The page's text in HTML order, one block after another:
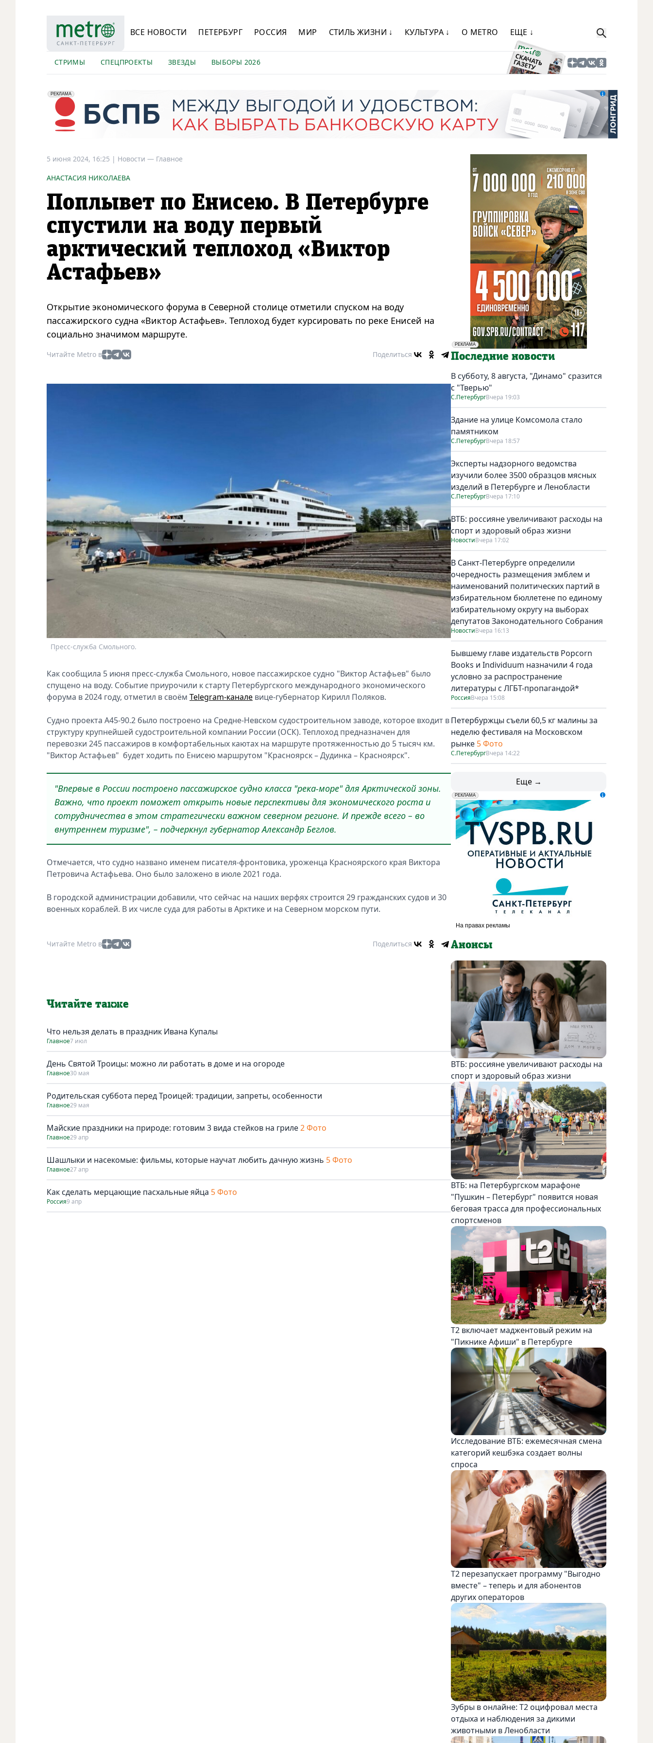
ВСЕ НОВОСТИ ПЕТЕРБУРГ РОССИЯ МИР СТИЛЬ ЖИЗНИ ↓ КУЛЬТУРА ↓ О METRO ЕЩЕ ↓
СТРИМЫ СПЕЦПРОЕКТЫ ЗВЕЗДЫ ВЫБОРЫ 2026
erid: 2VfnxyFybV5
РЕКЛАМА
ПАО "Банк "Санкт-Петербург", ИНН: 7831000027
5 июня 2024, 16:25 | Новости — Главное
АНАСТАСИЯ НИКОЛАЕВА
Поплывет по Енисею. В Петербурге
спустили на воду первый
арктический теплоход «Виктор
Астафьев»
Открытие экономического форума в Северной столице отметили спуском на воду
пассажирского судна «Виктор Астафьев». Теплоход будет курсировать по реке Енисей на
социально значимом маршруте.
Читайте Metro в Поделиться
Пресс-служба Смольного.
Как сообщила 5 июня пресс-служба Смольного, новое пассажирское судно "Виктор Астафьев" было
спущено на воду. Событие приурочили к старту Петербургского международного экономического
форума в 2024 году, отметил в своём Telegram-канале вице-губернатор Кирилл Поляков.
Судно проекта А45-90.2 было построено на Средне-Невском судостроительном заводе, которое входит в
структуру крупнейшей судостроительной компании России (ОСК). Теплоход предназначен для
перевозки 245 пассажиров в комфортабельных каютах на маршруте протяженностью до 5 тысяч км.
"Виктор Астафьев" будет ходить по Енисею маршрутом "Красноярск – Дудинка – Красноярск".
"Впервые в России построено пассажирское судно класса "река-море" для Арктической зоны.
Важно, что проект поможет открыть новые перспективы для экономического роста и
сотрудничества в этом стратегически важном северном регионе. И прежде всего – во
внутреннем туризме", – подчеркнул губернатор Александр Беглов.
Отмечается, что судно названо именем писателя-фронтовика, уроженца Красноярского края Виктора
Петровича Астафьева. Оно было заложено в июле 2021 года.
В городской администрации добавили, что сейчас на наших верфях строится 29 гражданских судов и 30
военных кораблей. В их числе суда для работы в Арктике и на Северном морском пути.
Читайте Metro в Поделиться
Читайте также
Что нельзя делать в праздник Ивана Купалы
Главное7 июл
День Святой Троицы: можно ли работать в доме и на огороде
Главное30 мая
Родительская суббота перед Троицей: традиции, запреты, особенности
Главное29 мая
Майские праздники на природе: готовим 3 вида стейков на гриле2 Фото
Главное29 апр
Шашлыки и насекомые: фильмы, которые научат любить дачную жизнь 5 Фото
Главное27 апр
Как сделать мерцающие пасхальные яйца 5 Фото
Россия9 апр
РЕКЛАМА
Социальная реклама
Последние новости
В субботу, 8 августа, "Динамо" сразится
с "Тверью"
С.ПетербургВчера 19:03
Здание на улице Комсомола стало
памятником
С.ПетербургВчера 18:57
Эксперты надзорного ведомства
изучили более 3500 образцов мясных
изделий в Петербурге и Ленобласти
С.ПетербургВчера 17:10
ВТБ: россияне увеличивают расходы на
спорт и здоровый образ жизни
НовостиВчера 17:02
В Санкт-Петербурге определили
очередность размещения эмблем и
наименований политических партий в
избирательном бюллетене по единому
избирательному округу на выборах
депутатов Законодательного Собрания
НовостиВчера 16:13
Бывшему главе издательств Popcorn
Books и Individuum назначили 4 года
условно за распространение
литературы с ЛГБТ-пропагандой*
РоссияВчера 15:08
Петербуржцы съели 60,5 кг малины за
неделю фестиваля на Московском
рынке 5 Фото
С.ПетербургВчера 14:22
Еще →
erid: LdtCK5udn
РЕКЛАМА
АО "ГАТР", ИНН: 7841320717
Анонсы
ВТБ: россияне увеличивают расходы на
спорт и здоровый образ жизни
ВТБ: на Петербургском марафоне
"Пушкин – Петербург" появится новая
беговая трасса для профессиональных
спортсменов
Т2 включает маджентовый режим на
"Пикнике Афиши" в Петербурге
Исследование ВТБ: ежемесячная смена
категорий кешбэка создает волны
спроса
Т2 перезапускает программу "Выгодно
вместе" – теперь и для абонентов
других операторов
Зубры в онлайне: Т2 оцифровал места
отдыха и наблюдения за дикими
животными в Ленобласти